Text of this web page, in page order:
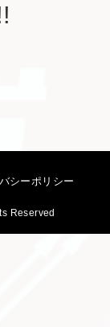
シーポリシー
Reserved